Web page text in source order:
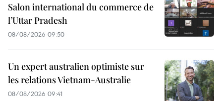
Salon international du commerce de
l’Uttar Pradesh
08/08/2026 09:50
Un expert australien optimiste sur
les relations Vietnam-Australie
08/08/2026 09:41